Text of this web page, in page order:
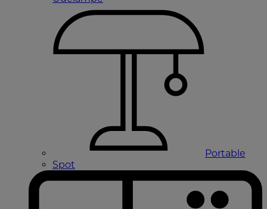
Portable
Spot